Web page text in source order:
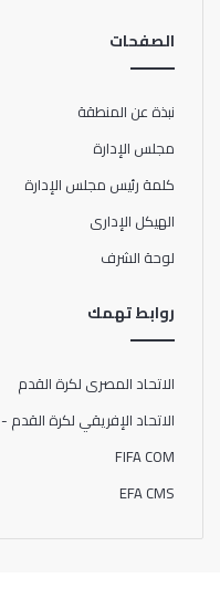
الصفحات
نبذة عن المنطقة
مجلس الإدارة
كلمة رئيس مجلس الإدارة
الهيكل الإدارى
لوحة الشرف
روابط تهمك
الاتحاد المصرى لكرة القدم
الاتحاد الإفريقي لكرة القدم - CAF
FIFA COM
EFA CMS